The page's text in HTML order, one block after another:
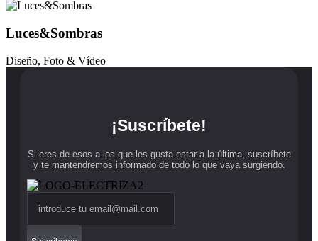
Luces&Sombras
Diseño, Foto & Vídeo
¡Suscríbete!
Si eres de esos a los que les gusta estar a la última, suscríbete
y te mantendremos informado de todo lo que vaya surgiendo.